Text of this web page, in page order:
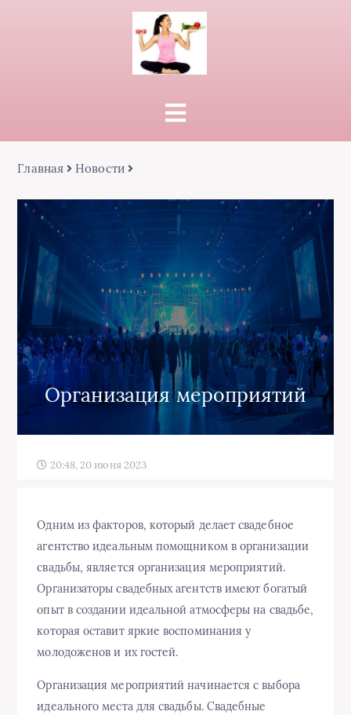
Главная Новости
Организация мероприятий
20:48, 20 июня 2023
Одним из факторов, который делает свадебное
агентство идеальным помощником в организации
свадьбы, является организация мероприятий.
Организаторы свадебных агентств имеют богатый
опыт в создании идеальной атмосферы на свадьбе,
которая оставит яркие воспоминания у
молодоженов и их гостей.
Организация мероприятий начинается с выбора
идеального места для свадьбы. Свадебные